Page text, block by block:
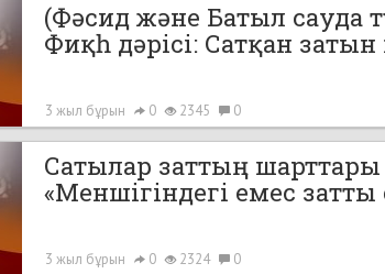
(Фәсид және Батыл сауда
Фиқһ дәрісі: Сатқан затын
3 жыл бұрын 0 2345 0
Сатылар заттың шарттары
«Меншігіндегі емес
3 жыл бұрын 0 2324 0